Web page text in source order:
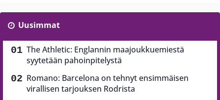
Uusimmat
The Athletic: Englannin maajoukkuemiestä
syytetään pahoinpitelystä
Romano: Barcelona on tehnyt ensimmäisen
virallisen tarjouksen Rodrista